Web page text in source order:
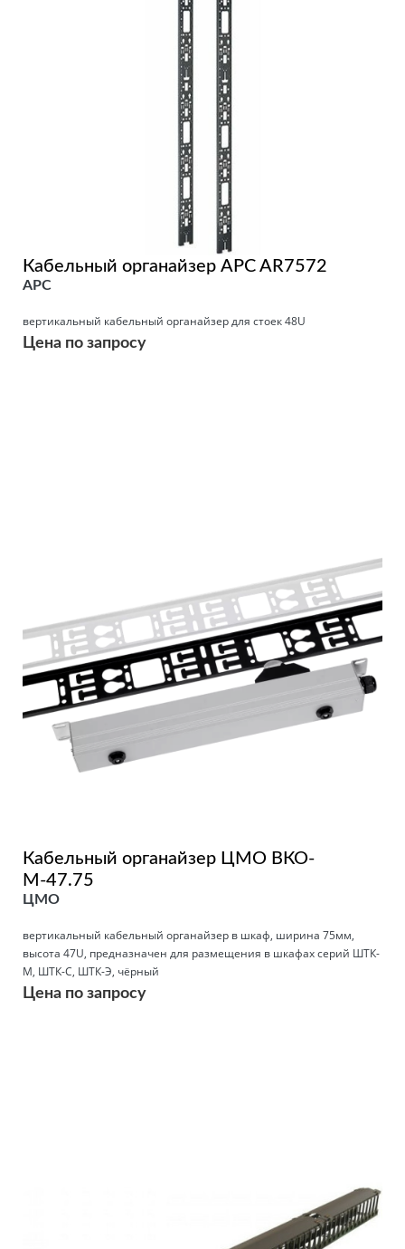
Кабельный органайзер APC AR7572
APC
вертикальный кабельный органайзер для стоек 48U
Цена по запросу
Кабельный органайзер ЦМО ВКО-
М-47.75
ЦМО
вертикальный кабельный органайзер в шкаф, ширина 75мм,
высота 47U, предназначен для размещения в шкафах серий ШТК-
М, ШТК-С, ШТК-Э, чёрный
Цена по запросу